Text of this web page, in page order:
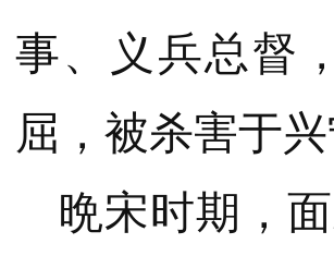
事、义兵总督
屈，被杀害于
晩宋时期，